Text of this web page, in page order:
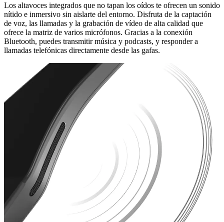
Los altavoces integrados que no tapan los oídos te ofrecen un sonido
nítido e inmersivo sin aislarte del entorno. Disfruta de la captación
de voz, las llamadas y la grabación de vídeo de alta calidad que
ofrece la matriz de varios micrófonos. Gracias a la conexión
Bluetooth, puedes transmitir música y podcasts, y responder a
llamadas telefónicas directamente desde las gafas.